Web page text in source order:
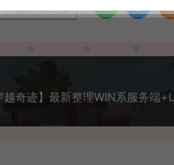
复制本文链接